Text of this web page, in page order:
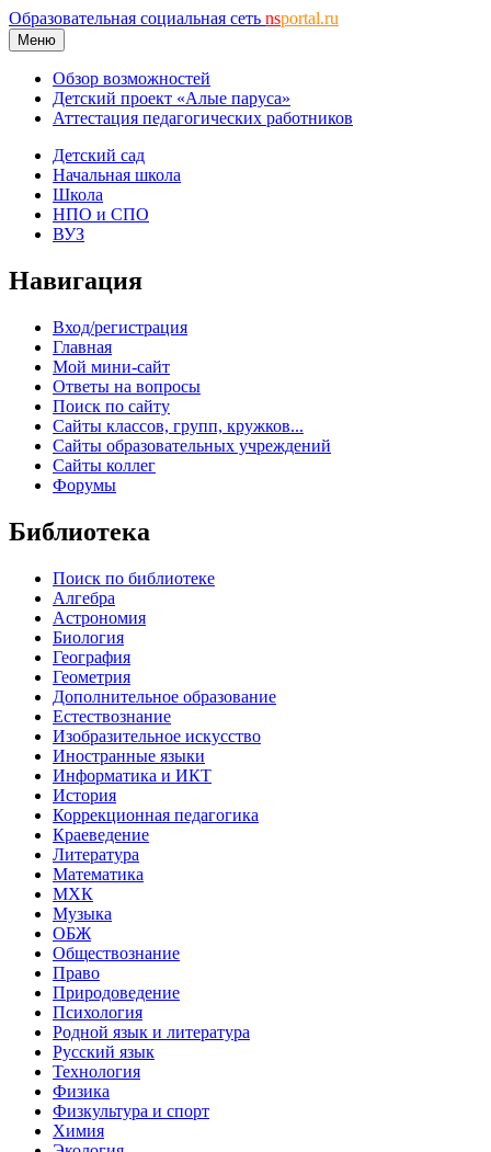
Образовательная социальная сеть nsportal.ru
Меню
Обзор возможностей
Детский проект «Алые паруса»
Аттестация педагогических работников
Детский сад
Начальная школа
Школа
НПО и СПО
ВУЗ
Навигация
Вход/регистрация
Главная
Мой мини-сайт
Ответы на вопросы
Поиск по сайту
Сайты классов, групп, кружков...
Сайты образовательных учреждений
Сайты коллег
Форумы
Библиотека
Поиск по библиотеке
Алгебра
Астрономия
Биология
География
Геометрия
Дополнительное образование
Естествознание
Изобразительное искусство
Иностранные языки
Информатика и ИКТ
История
Коррекционная педагогика
Краеведение
Литература
Математика
МХК
Музыка
ОБЖ
Обществознание
Право
Природоведение
Психология
Родной язык и литература
Русский язык
Технология
Физика
Физкультура и спорт
Химия